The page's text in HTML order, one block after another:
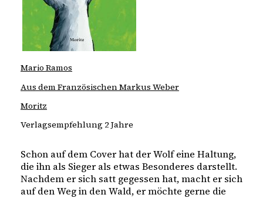
Mario Ramos
Aus dem Französischen Markus Weber
Moritz
Verlagsempfehlung 2 Jahre
Schon auf dem Cover hat der Wolf eine Haltung,
die ihn als Sieger als etwas Besonderes darstellt.
Nachdem er sich satt gegessen hat, macht er sich
auf den Weg in den Wald, er möchte gerne die